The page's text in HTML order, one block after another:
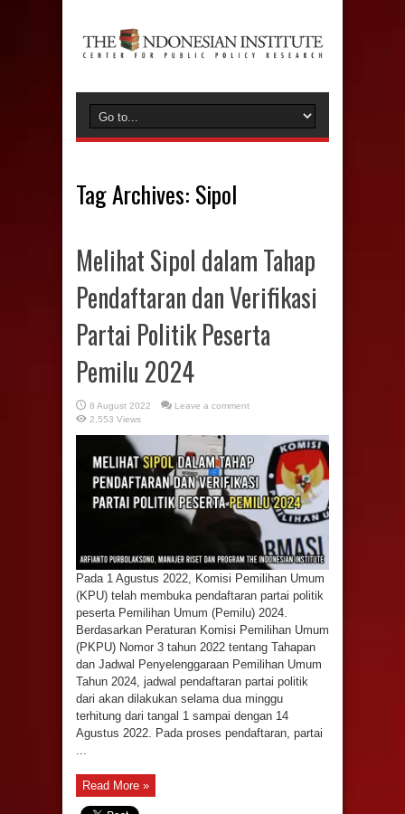
Tag Archives: Sipol
Melihat Sipol dalam Tahap
Pendaftaran dan Verifikasi
Partai Politik Peserta
Pemilu 2024
8 August 2022
Leave a comment
2,553 Views
Pada 1 Agustus 2022, Komisi Pemilihan Umum
(KPU) telah membuka pendaftaran partai politik
peserta Pemilihan Umum (Pemilu) 2024.
Berdasarkan Peraturan Komisi Pemilihan Umum
(PKPU) Nomor 3 tahun 2022 tentang Tahapan
dan Jadwal Penyelenggaraan Pemilihan Umum
Tahun 2024, jadwal pendaftaran partai politik
dari akan dilakukan selama dua minggu
terhitung dari tangal 1 sampai dengan 14
Agustus 2022. Pada proses pendaftaran, partai
...
Read More »